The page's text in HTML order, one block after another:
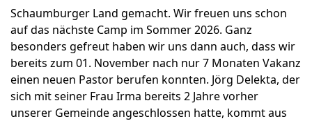
Schaumburger Land gemacht. Wir freuen uns schon
auf das nächste Camp im Sommer 2026. Ganz
besonders gefreut haben wir uns dann auch, dass wir
bereits zum 01. November nach nur 7 Monaten Vakanz
einen neuen Pastor berufen konnten. Jörg Delekta, der
sich mit seiner Frau Irma bereits 2 Jahre vorher
unserer Gemeinde angeschlossen hatte, kommt aus